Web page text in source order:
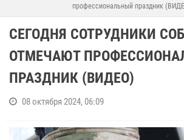
профессиональный праздник
СЕГОДНЯ СОТРУДНИКИ
ОТМЕЧАЮТ
ПРАЗДНИК (ВИДЕО)
08 октября 2024, 06:09